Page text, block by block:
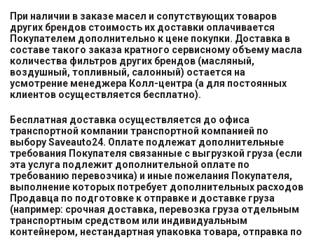
При наличии в заказе масел и сопутствующих товаров
других брендов стоимость их доставки оплачивается
Покупателем дополнительно к цене покупки. Доставка в
составе такого заказа кратного сервисному объему масла
количества фильтров других брендов (масляный,
воздушный, топливный, салонный) остается на
усмотрение менеджера Колл-центра (а для постоянных
клиентов осуществляется бесплатно).
Бесплатная доставка осуществляется до офиса
транспортной компании транспортной компанией по
выборуSaveauto24. Оплате подлежат дополнительные
требования Покупателя связанные с выгрузкой груза (если
эта услуга подлежит дополнительной оплате по
требованию перевозчика) и иные пожелания Покупателя,
выполнение которых потребует дополнительных расходов
Продавца по подготовке к отправке и доставке груза
(например: срочная доставка, перевозка груза отдельным
транспортным средством или индивидуальным
контейнером, нестандартная упаковка товара, отправка по